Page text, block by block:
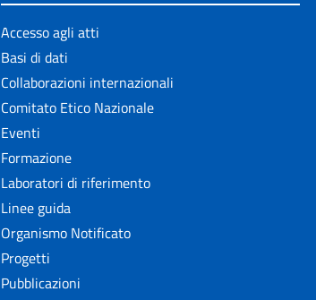
Accesso agli atti
Basi di dati
Collaborazioni internazionali
Comitato Etico Nazionale
Eventi
Formazione
Laboratori di riferimento
Linee guida
Organismo Notificato
Progetti
Pubblicazioni